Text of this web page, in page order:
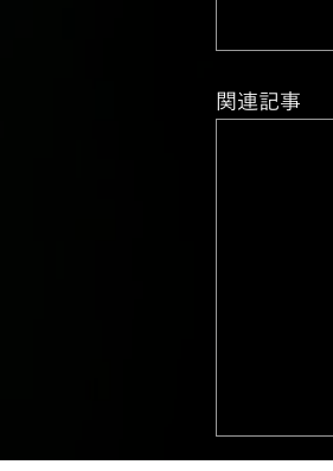
関連記事